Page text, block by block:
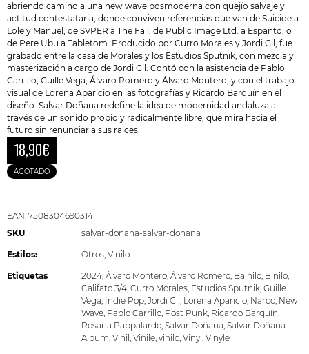
abriendo camino a una new wave posmoderna con quejío salvaje y
actitud contestataria, donde conviven referencias que van de Suicide a
Lole y Manuel, de SVPER a The Fall, de Public Image Ltd. a Espanto, o
de Pere Ubu a Tabletom. Producido por Curro Morales y Jordi Gil, fue
grabado entre la casa de Morales y los Estudios Sputnik, con mezcla y
masterización a cargo de Jordi Gil. Contó con la asistencia de Pablo
Carrillo, Guille Vega, Álvaro Romero y Álvaro Montero, y con el trabajo
visual de Lorena Aparicio en las fotografías y Ricardo Barquín en el
diseño. Salvar Doñana redefine la idea de modernidad andaluza a
través de un sonido propio y radicalmente libre, que mira hacia el
futuro sin renunciar a sus raices.
18,90€
AGOTADO
EAN: 7508304690314
SKU
salvar-donana-salvar-donana
Estilos: Otros Vinilo
Etiquetas 2024 Álvaro Montero Álvaro Romero Bainilo Binilo
Califato 3/4 Curro Morales Estudios Sputnik Guille
Vega Indie Pop Jordi Gil Lorena Aparicio Narco New
Wave Pablo Carrillo Post Punk Ricardo Barquín
Rosana Pappalardo Salvar Doñana Salvar Doñana
Album Vinil Vinile vinilo Vinyl Vinyle